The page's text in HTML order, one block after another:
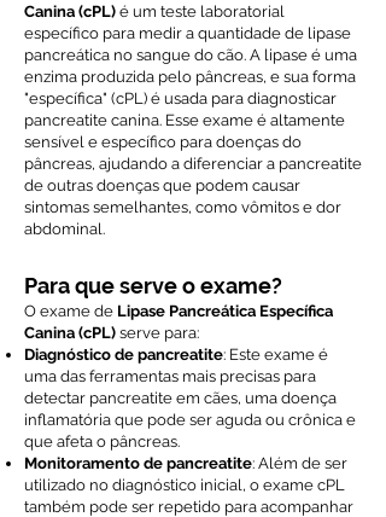
Canina (cPL) é um teste laboratorial
específico para medir a quantidade de lipase
pancreática no sangue do cão. A lipase é uma
enzima produzida pelo pâncreas, e sua forma
"específica" (cPL) é usada para diagnosticar
pancreatite canina. Esse exame é altamente
sensível e específico para doenças do
pâncreas, ajudando a diferenciar a pancreatite
de outras doenças que podem causar
sintomas semelhantes, como vômitos e dor
abdominal.
Para que serve o exame?
O exame de Lipase Pancreática Específica
Canina (cPL) serve para:
Diagnóstico de pancreatite: Este exame é
uma das ferramentas mais precisas para
detectar pancreatite em cães, uma doença
inflamatória que pode ser aguda ou crônica e
que afeta o pâncreas.
Monitoramento de pancreatite: Além de ser
utilizado no diagnóstico inicial, o exame cPL
também pode ser repetido para acompanhar